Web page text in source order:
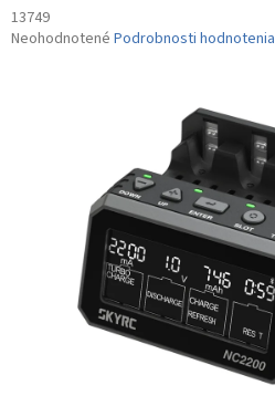
13749
Priemerné
Neohodnotené Podrobnosti hodnotenia